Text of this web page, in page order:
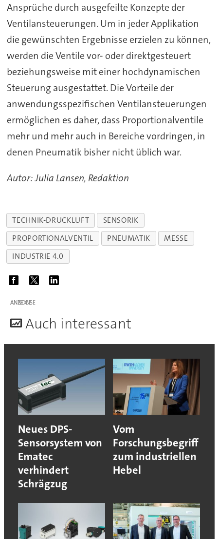
Ansprüche durch ausgefeilte Konzepte der
Ventilansteuerungen. Um in jeder Applikation
die gewünschten Ergebnisse erzielen zu können,
werden die Ventile vor- oder direktgesteuert
beziehungsweise mit einer hochdynamischen
Steuerung ausgestattet. Die Vorteile der
anwendungsspezifischen Ventilansteuerungen
ermöglichen es daher, dass Proportionalventile
mehr und mehr auch in Bereiche vordringen, in
denen Pneumatik bisher nicht üblich war.
Autor: Julia Lansen, Redaktion
TECHNIK-DRUCKLUFT
SENSORIK
PROPORTIONALVENTIL
PNEUMATIK
MESSE
INDUSTRIE 4.0
ANZEIGE
Auch interessant
Neues DPS-
Sensorsystem von
Ematec
verhindert
Schrägzug
Vom
Forschungsbegriff
zum industriellen
Hebel